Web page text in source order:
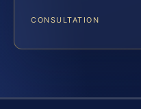
CONSULTATION